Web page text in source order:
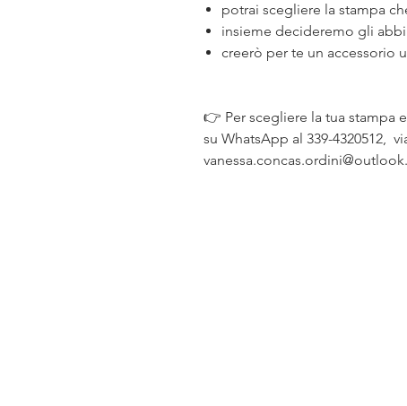
potrai scegliere la stampa
insieme decideremo gli
creerò per te un accessorio
👉 Per scegliere la tua stampa
su WhatsApp al 339-4320512,